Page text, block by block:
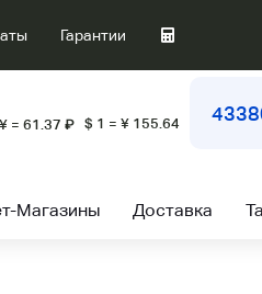
Гарантии
= 61.37 ₽ $ 1 = ¥ 155.64
Магазины Доставка